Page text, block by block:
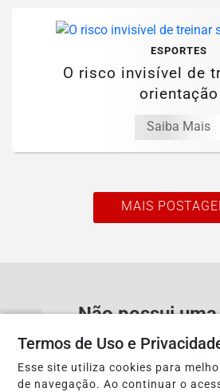
ESPORTES
O risco invisível de
orientação
Saiba Mais
MAIS
Não possui
Você pode ler matérias
classificados e
Termos de Uso e
Esse site utiliza cookies para
de navegação. Ao continuar o